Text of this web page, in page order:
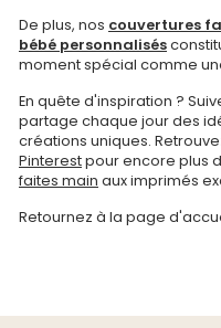
De plus, nos couvertures
bébé personnalisés
moment spécial comme
En quête d'inspiration ?
partage chaque jour des
créations uniques.
Pinterestpour encore plus
faites main aux imprimés
Retournez à la page